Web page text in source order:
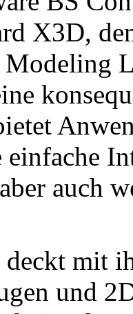
X3D,
einfache
auch
mit
und